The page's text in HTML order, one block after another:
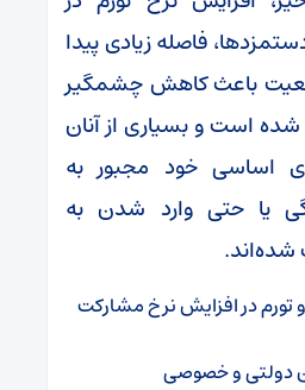
فاصله زیادی پیدا
باعث کاهش چشمگیر
شده است و بسیاری از آنان
اساسی خود مجبور به
یا حتی وارد شدن به
در افزایش نرخ مشارکت
دولتی و خصوصی